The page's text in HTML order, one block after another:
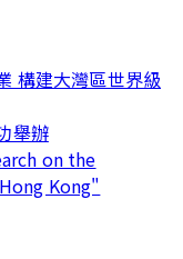
構建大灣區世界級
舉辦
on the
Kong"